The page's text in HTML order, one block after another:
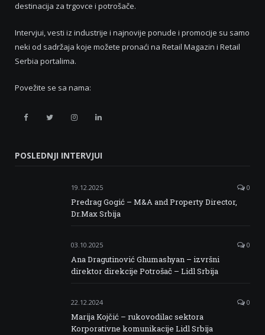
destinacija za trgovce i potrošače.
Intervjui, vesti iz industrije i najnovije ponude i promocije su samo
neki od sadržaja koje možete pronaći na Retail Magazin i Retail
Serbia portalima.
Povežite se sa nama:
Retail
Facebook
Retail
Twitter
Retail
Instagram
Retail
Linkedin
POSLEDNJI INTERVJUI
19.12.2025 0
Predrag Gogić – M&A and Property Director,
Dr.Max Srbija
03.10.2025 0
Ana Dragutinović Ghumashyan – izvršni
direktor direkcije Potrošač – Lidl Srbija
22.12.2024 0
Marija Kojčić – rukovodilac sektora
Korporativne komunikacije Lidl Srbija